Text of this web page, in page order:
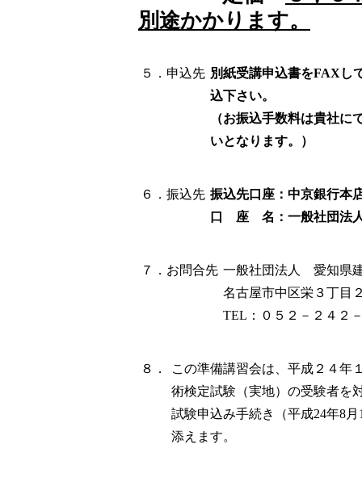
別途かかります。
５．申込先 別紙受講申込書をFAXし
込下さい。
（お振込手数料は貴社
いとなります。）
６．振込先 振込先口座：中京銀行
口 座 名：一般社団法
７．お問合先 一般社団法人 愛知
名古屋市中区栄３丁目
TEL：０５２－２４
８．
この準備講習会は、平成２４年
術検定試験（実地）の受験者を
試験申込み手続き（平成24年8
添えます。